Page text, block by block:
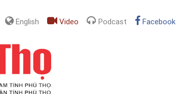
English Video Podcast Facebook